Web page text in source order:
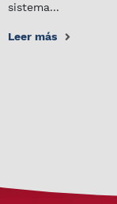
sistema...
Leer más